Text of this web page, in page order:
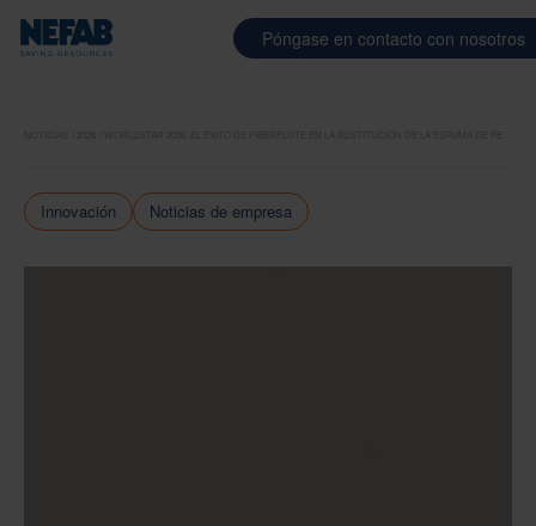
Póngase en contacto con nosotros
NOTICIAS WORLDSTAR 2026: EL ÉXITO DE FIBERFLUTE EN LA SUSTITUCIÓN DE LA ESPUMA DE PE
Innovación Noticias de empresa